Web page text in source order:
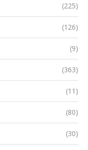
(225)
(126)
(9)
(363)
(11)
(80)
(30)